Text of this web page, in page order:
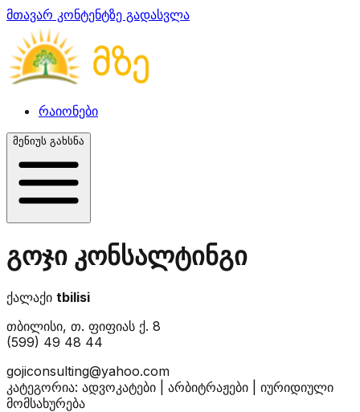
მთავარ კონტენტზე გადასვლა
რაიონები
მენიუს გახსნა
გოჯი კონსალტინგი
ქალაქი tbilisi
თბილისი, თ. ფიფიას ქ. 8
(599) 49 48 44
gojiconsulting@yahoo.com
კატეგორია: ადვოკატები | არბიტრაჟები | იურიდიული
მომსახურება